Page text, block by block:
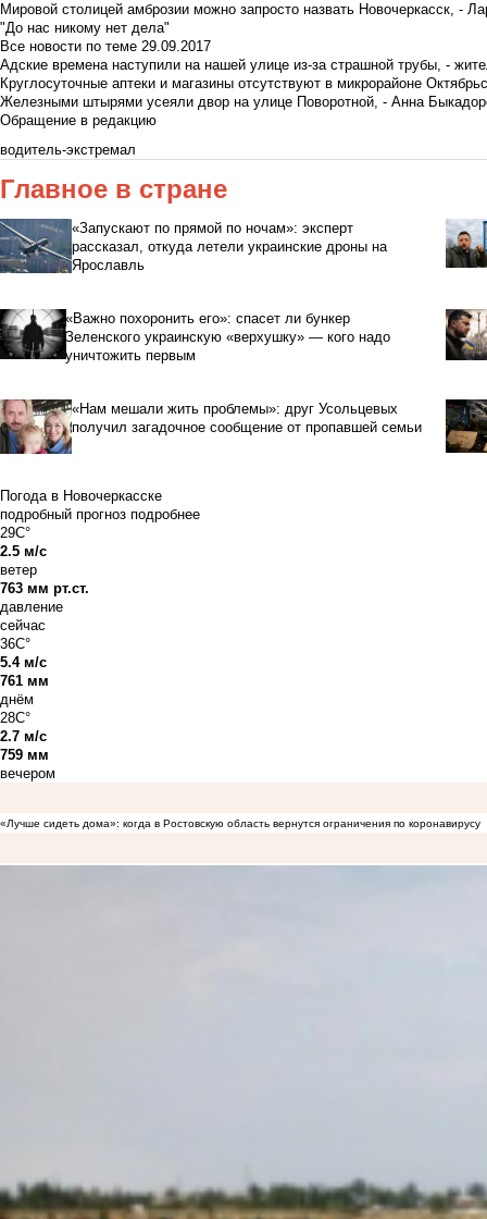
Мировой столицей амброзии можно запросто назвать Новочеркасск, -
"До нас никому нет дела"
Все новости по теме 29.09.2017
Адские времена наступили на нашей улице из-за страшной трубы, -
Круглосуточные аптеки и магазины отсутствуют в микрорайоне
Железными штырями усеяли двор на улице Поворотной, - Анна
Обращение в редакцию
водитель-экстремал
Главное в стране
«Запускают по прямой по ночам»: эксперт
рассказал, откуда летели украинские дроны на
Ярославль
«Важно похоронить его»: спасет ли бункер
Зеленского украинскую «верхушку» — кого надо
уничтожить первым
«Нам мешали жить проблемы»: друг Усольцевых
получил загадочное сообщение от пропавшей семьи
Погода в Новочеркасске
подробный прогноз подробнее
29C°
2.5 м/с
ветер
763 мм рт.ст.
давление
сейчас
36C°
5.4 м/с
761 мм
днём
28C°
2.7 м/с
759 мм
вечером
«Лучше сидеть дома»: когда в Ростовскую область вернутся ограничения по коронавирусу